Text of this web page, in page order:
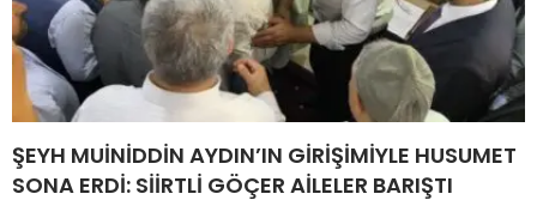
ŞEYH MUİNİDDİN AYDIN’IN GİRİŞİMİYLE HUSUMET
SONA ERDİ: SİİRTLİ GÖÇER AİLELER BARIŞTI